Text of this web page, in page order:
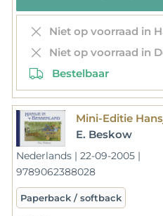
Niet op voorraad in
Niet op voorraad in
Bestelbaar
Mini-Editie
E. Beskow
Nederlands | 22-09-2005 |
9789062388028
Paperback / softback